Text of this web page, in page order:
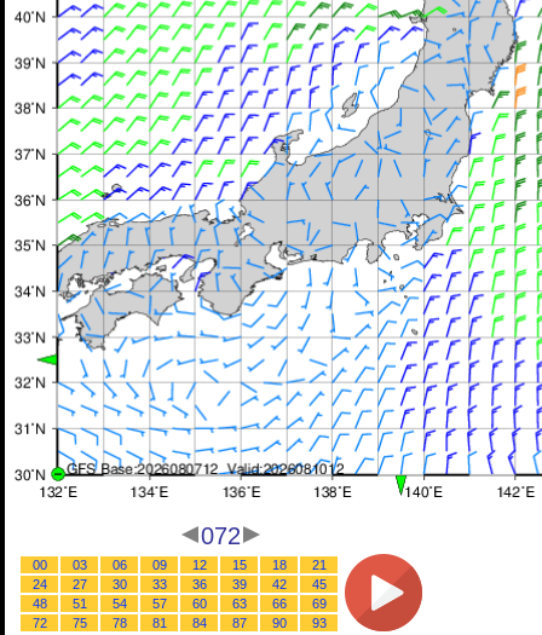
072
00 03 06 09 12 15 18
21
24
27 30 33 36 39 42
45
48
51 54 57 60 63 66
69
72
75 78 81 84 87 90 93